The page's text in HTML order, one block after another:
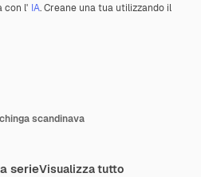
con l' IA. Creane una tua utilizzando il
scandinava
serieVisualizza tutto